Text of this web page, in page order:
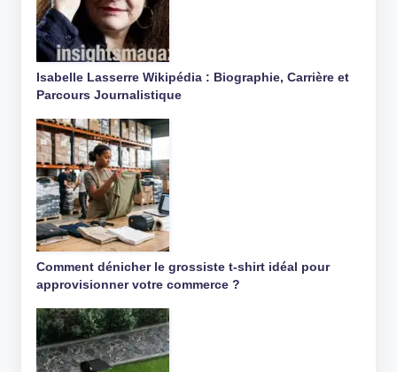
Isabelle Lasserre Wikipédia : Biographie, Carrière et
Parcours Journalistique
Comment dénicher le grossiste t-shirt idéal pour
approvisionner votre commerce ?